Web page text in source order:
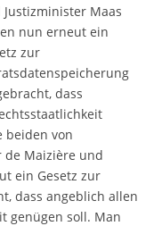
Justizminister Maas
nun erneut ein
zur
dass
beiden von
de Maizière und
ein Gesetz zur
dass angeblich allen
genügen soll. Man